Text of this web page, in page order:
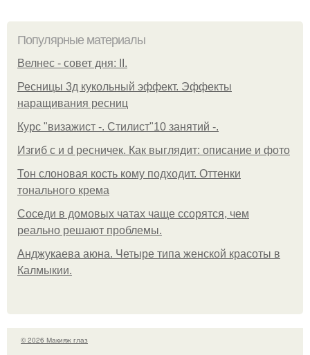
Популярные материалы
Велнес - совет дня: II.
Ресницы 3д кукольный эффект. Эффекты
наращивания ресниц
Курс "визажист -. Стилист"10 занятий -.
Изгиб c и d ресничек. Как выглядит: описание и фото
Тон слоновая кость кому подходит. Оттенки
тонального крема
Соседи в домовых чатах чаще ссорятся, чем
реально решают проблемы.
Анджукаева аюна. Четыре типа женской красоты в
Калмыкии.
© 2026 Макияж глаз